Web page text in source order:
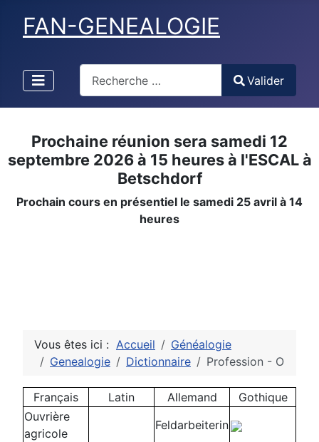
FAN-GENEALOGIE
Type 2 or more characters for results.
Valider
Prochaine réunion sera samedi 12
septembre 2026 à 15 heures à l'ESCAL à
Betschdorf
Prochain cours en présentiel le samedi 25 avril à 14
heures
Vous êtes ici : Accueil
Généalogie
Genealogie
Dictionnaire Profession - O
Français Latin Allemand
Gothique
Ouvrière
agricole
Feldarbeiterin